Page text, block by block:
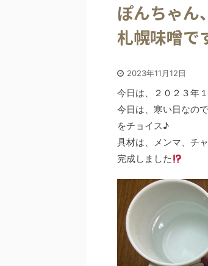
ぽんちゃん
札幌味噌で
2023年11月12日
今日は、２０２３年
今日は、寒い日なの
をチョイス♪
具材は、メンマ、チ
完成しました